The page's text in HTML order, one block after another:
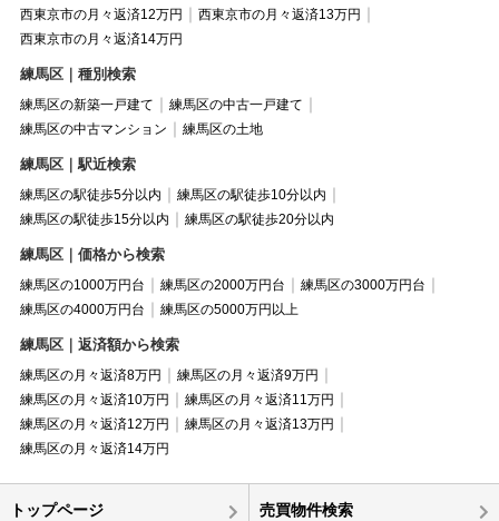
西東京市の月々返済12万円
西東京市の月々返済13万円
西東京市の月々返済14万円
練馬区｜種別検索
練馬区の新築一戸建て
練馬区の中古一戸建て
練馬区の中古マンション
練馬区の土地
練馬区｜駅近検索
練馬区の駅徒歩5分以内
練馬区の駅徒歩10分以内
練馬区の駅徒歩15分以内
練馬区の駅徒歩20分以内
練馬区｜価格から検索
練馬区の1000万円台 練馬区の2000万円台
練馬区の3000万円台
練馬区の4000万円台
練馬区の5000万円以上
練馬区｜返済額から検索
練馬区の月々返済8万円
練馬区の月々返済9万円
練馬区の月々返済10万円
練馬区の月々返済11万円
練馬区の月々返済12万円
練馬区の月々返済13万円
練馬区の月々返済14万円
トップページ 売買物件検索